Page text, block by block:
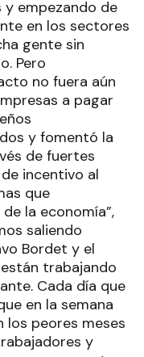
empezando de
en los sectores
gente sin
Pero
no fuera aún
a pagar
y fomentó la
de fuertes
incentivo al
que
la economía”,
saliendo
Bordet y el
trabajando
Cada día que
en la semana
los peores meses
y